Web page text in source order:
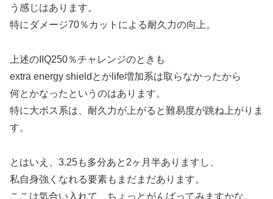
う感じはあります。
特にダメージ70％カットによる耐久力の向上。
上述のIIQ250％チャレンジのときも
extra energy shieldとかlife増加系は取らなかったから
何とかなったというのはあります。
特に大ボス系は、耐久力が上がると難易度が跳ね上がりま
す。
とはいえ、3.25も多分あと2ヶ月半ありますし、
私自身強くなれる要素もまだまだあります。
ここは気合い入れて、ちょっとがんばってみますかな。